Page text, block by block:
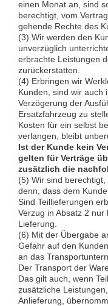
einen Monat an, sind
berechtigt, vom
gehende Rechte des
(3) Wir werden den
unverzüglich
erbrachte Leistungen
zurückerstatten.
(4) Erbringen wir
Kunden, sind wir auch
Verzögerung der
Ersatzfahrzeug zu
Kosten für ein selbst
verlangen, bleibt
Ist der Kunde kein
gelten für Verträge
zusätzlich die
(5) Wir sind
denn, dass dem
Sind Teillieferungen
Verzug in Absatz 2
Lieferung.
(6) Mit der Übergabe
Gefahr auf den
an das
Der Transport der
Das gilt auch, wenn
zusätzliche
Anlieferung,